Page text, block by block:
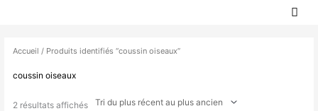
Accueil / Produits identifiés “coussin oiseaux”
coussin oiseaux
2 résultats affichés
du
au